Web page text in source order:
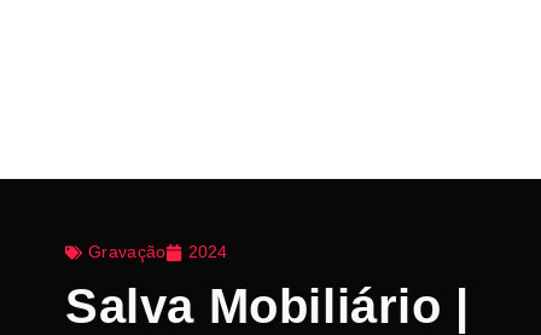
Gravação 2024
Salva Mobiliário |